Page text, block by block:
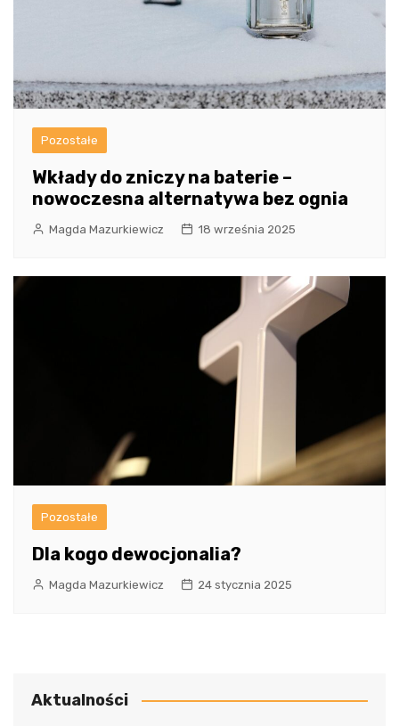
Pozostałe
Wkłady do zniczy na baterie –
nowoczesna alternatywa bez ognia
Magda Mazurkiewicz 18 września 2025
Pozostałe
Dla kogo dewocjonalia?
Magda Mazurkiewicz 24 stycznia 2025
Aktualności